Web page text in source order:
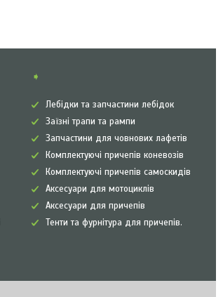
➧
Лебідки та запчастини лебідок
Заїзні трапи та рампи
Запчастини для човнових лафетів
Комплектуючі причепів коневозів
Комплектуючі причепів самоскидів
Аксесуари для мотоциклів
Аксесуари для причепів
Тенти та фурнітура для причепів.